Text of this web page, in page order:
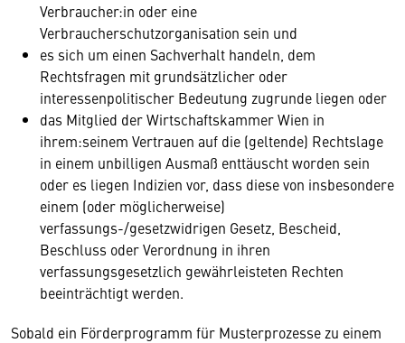
Verbraucher:in oder eine
Verbraucherschutzorganisation sein und
es sich um einen Sachverhalt handeln, dem
Rechtsfragen mit grundsätzlicher oder
interessenpolitischer Bedeutung zugrunde liegen oder
das Mitglied der Wirtschaftskammer Wien in
ihrem:seinem Vertrauen auf die (geltende) Rechtslage
in einem unbilligen Ausmaß enttäuscht worden sein
oder es liegen Indizien vor, dass diese von insbesondere
einem (oder möglicherweise)
verfassungs-/gesetzwidrigen Gesetz, Bescheid,
Beschluss oder Verordnung in ihren
verfassungsgesetzlich gewährleisteten Rechten
beeinträchtigt werden.
Sobald ein Förderprogramm für Musterprozesse zu einem